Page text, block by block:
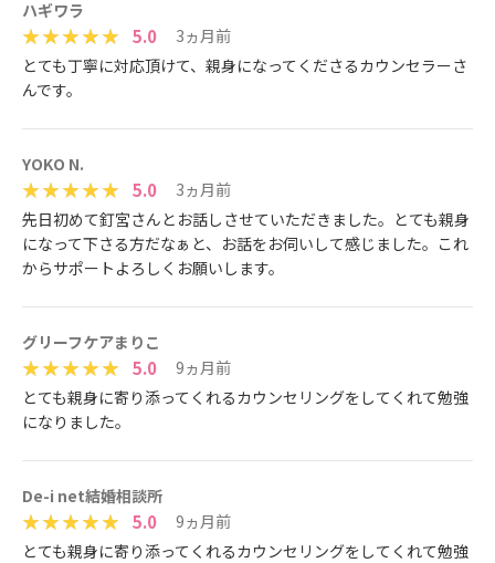
ハギワラ
5.0
3ヵ月前
とても丁寧に対応頂けて、親身になってくださるカウンセラーさ
んです。
YOKO N.
5.0
3ヵ月前
先日初めて釘宮さんとお話しさせていただきました。とても親身
になって下さる方だなぁと、お話をお伺いして感じました。これ
からサポートよろしくお願いします。
グリーフケアまりこ
5.0
9ヵ月前
とても親身に寄り添ってくれるカウンセリングをしてくれて勉強
になりました。
De-i net結婚相談所
5.0
9ヵ月前
とても親身に寄り添ってくれるカウンセリングをしてくれて勉強